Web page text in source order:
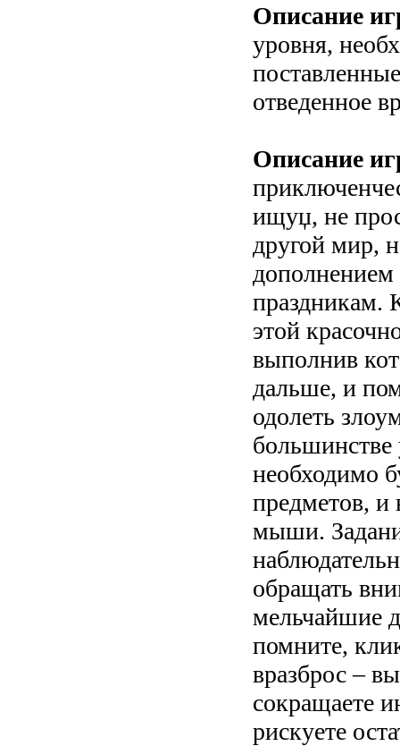
Описание
уровня,
отведенное
Описание
ищуџ, не
другой мир,
праздникам.
этой
выполнив
дальше, и
одолеть
большинстве
необходимо
предметов, и
мыши.
обращать
мельчайшие
помните,
вразброс –
сокращаете
рискуете